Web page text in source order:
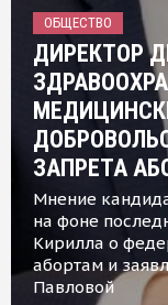
ОБЩЕСТВО
ДИРЕКТОР
ЗАПРЕТА
Мнение
на фоне
Кирилла о
абортам и
Павловой